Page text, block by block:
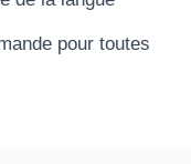
pour toutes